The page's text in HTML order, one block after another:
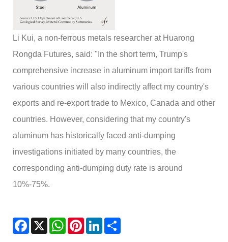
Li Kui, a non-ferrous metals researcher at Huarong
Rongda Futures, said: "In the short term, Trump's
comprehensive increase in aluminum import tariffs from
various countries will also indirectly affect my country's
exports and re-export trade to Mexico, Canada and other
countries. However, considering that my country's
aluminum has historically faced anti-dumping
investigations initiated by many countries, the
corresponding anti-dumping duty rate is around
10%-75%.
Facebook
X WhatsApp
PinterestLinkedIn